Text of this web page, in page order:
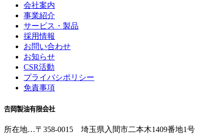
会社案内
事業紹介
サービス・製品
採用情報
お問い合わせ
お知らせ
CSR活動
プライバシポリシー
免責事項
𠮷岡製油有限会社
所在地…〒358-0015 埼玉県入間市二本木1409番地1号